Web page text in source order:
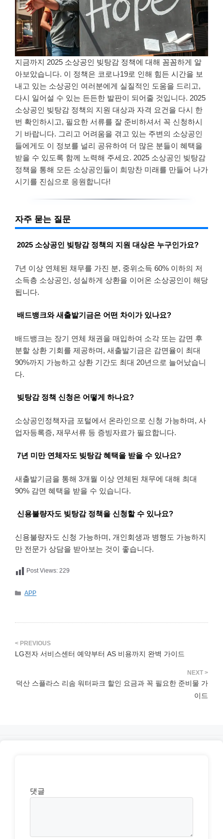
지금까지 2025 소상공인 빚탕감 정책에 대해 꼼꼼하게 알
아보았습니다. 이 정책은 코로나19로 인해 힘든 시간을 보
내고 있는 소상공인 여러분에게 실질적인 도움을 드리고,
다시 일어설 수 있는 든든한 발판이 되어줄 것입니다. 2025
소상공인 빚탕감 정책의 지원 대상과 자격 요건을 다시 한
번 확인하시고, 필요한 서류를 잘 준비하셔서 꼭 신청하시
기 바랍니다. 그리고 어려움을 겪고 있는 주변의 소상공인
들에게도 이 정보를 널리 공유하여 더 많은 분들이 혜택을
받을 수 있도록 함께 노력해 주세요. 2025 소상공인 빚탕감
정책을 통해 모든 소상공인들이 희망찬 미래를 만들어 나가
시기를 진심으로 응원합니다!
자주 묻는 질문
2025 소상공인 빚탕감 정책의 지원 대상은 누구인가요?
7년 이상 연체된 채무를 가진 분, 중위소득 60% 이하의 저
소득층 소상공인, 성실하게 상환을 이어온 소상공인이 해당
됩니다.
배드뱅크와 새출발기금은 어떤 차이가 있나요?
배드뱅크는 장기 연체 채권을 매입하여 소각 또는 감면 후
분할 상환 기회를 제공하며, 새출발기금은 감면율이 최대
90%까지 가능하고 상환 기간도 최대 20년으로 늘어났습니
다.
빚탕감 정책 신청은 어떻게 하나요?
소상공인정책자금 포털에서 온라인으로 신청 가능하며, 사
업자등록증, 재무서류 등 증빙자료가 필요합니다.
7년 미만 연체자도 빚탕감 혜택을 받을 수 있나요?
새출발기금을 통해 3개월 이상 연체된 채무에 대해 최대
90% 감면 혜택을 받을 수 있습니다.
신용불량자도 빚탕감 정책을 신청할 수 있나요?
신용불량자도 신청 가능하며, 개인회생과 병행도 가능하지
만 전문가 상담을 받아보는 것이 좋습니다.
Post Views: 229
카
APP
LG전자 서비스센터 예약부터 AS 비용까지 완벽 가이드
덕산 스플라스 리솜 워터파크 할인 요금과 꼭 필요한 준비물 가
이드
댓글